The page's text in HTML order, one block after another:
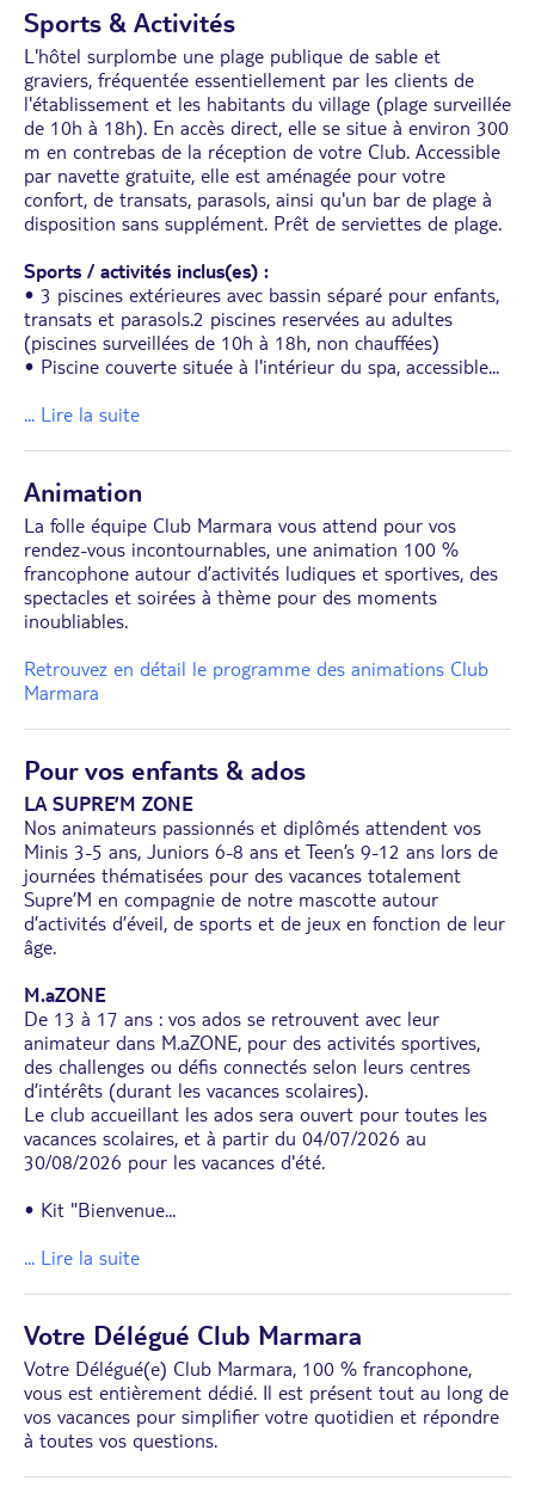
Sports & Activités
L'hôtel surplombe une plage publique de sable et
graviers, fréquentée essentiellement par les clients de
l'établissement et les habitants du village (plage surveillée
de 10h à 18h). En accès direct, elle se situe à environ 300
m en contrebas de la réception de votre Club. Accessible
par navette gratuite, elle est aménagée pour votre
confort, de transats, parasols, ainsi qu'un bar de plage à
disposition sans supplément. Prêt de serviettes de plage.
Sports / activités inclus(es) :
• 3 piscines extérieures avec bassin séparé pour enfants,
transats et parasols.2 piscines reservées au adultes
(piscines surveillées de 10h à 18h, non chauffées)
• Piscine couverte située à l'intérieur du spa, accessible...
... Lire la suite
Animation
La folle équipe Club Marmara vous attend pour vos
rendez-vous incontournables, une animation 100 %
francophone autour d’activités ludiques et sportives, des
spectacles et soirées à thème pour des moments
inoubliables.
Retrouvez en détail le programme des animations Club
Marmara
Pour vos enfants & ados
LA SUPRE’M ZONE
Nos animateurs passionnés et diplômés attendent vos
Minis 3-5 ans, Juniors 6-8 ans et Teen’s 9-12 ans lors de
journées thématisées pour des vacances totalement
Supre’M en compagnie de notre mascotte autour
d’activités d’éveil, de sports et de jeux en fonction de leur
âge.
M.aZONE
De 13 à 17 ans : vos ados se retrouvent avec leur
animateur dans M.aZONE, pour des activités sportives,
des challenges ou défis connectés selon leurs centres
d’intérêts (durant les vacances scolaires).
Le club accueillant les ados sera ouvert pour toutes les
vacances scolaires, et à partir du 04/07/2026 au
30/08/2026 pour les vacances d'été.
• Kit "Bienvenue...
... Lire la suite
Votre Délégué Club Marmara
Votre Délégué(e) Club Marmara, 100 % francophone,
vous est entièrement dédié. Il est présent tout au long de
vos vacances pour simplifier votre quotidien et répondre
à toutes vos questions.